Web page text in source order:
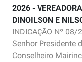
2026 -
DINOILSON E
INDICAÇÃO Nº
Senhor Presidente
Conselheiro